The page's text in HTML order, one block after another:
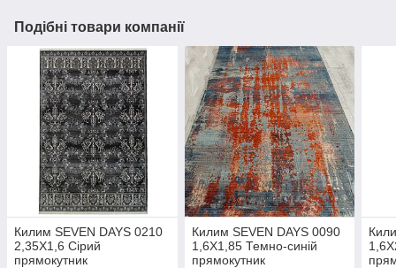
Подібні товари компанії
Килим SEVEN DAYS 0210
2,35Х1,6 Сірий
прямокутник
Килим SEVEN DAYS 0090
1,6Х1,85 Темно-синій
прямокутник